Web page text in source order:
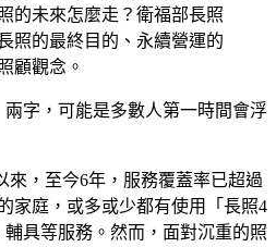
的未來怎麼走？衛福部長照
照的最終目的、永續營運的
顧觀念。
字，可能是多數人第一時間會浮
來，至今6年，服務覆蓋率已超過
家庭，或多或少都有使用「長照4
具等服務。然而，面對沉重的照